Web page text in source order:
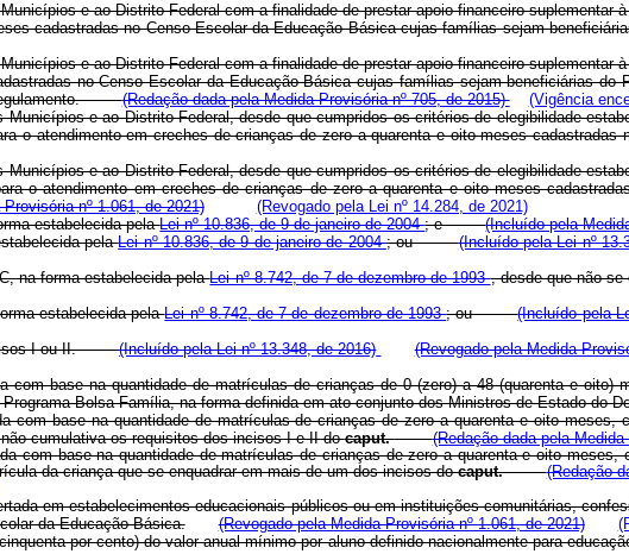
e ao Distrito Federal com a finalidade de prestar apoio financeiro suplementar
cadastradas no Censo Escolar da Educação Básica cujas famílias sejam
e ao Distrito Federal com a finalidade de prestar apoio financeiro suplementar
no Censo Escolar da Educação Básica cujas famílias sejam beneficiárias
regulamento.(Redação dada pela Medida Provisória nº 705, de 2015)
(Vigência
e ao Distrito Federal, desde que cumpridos os critérios de elegibilidade
o atendimento em creches de crianças de zero a quarenta e oito meses
e ao Distrito Federal, desde que cumpridos os critérios de elegibilidade
o atendimento em creches de crianças de zero a quarenta e oito meses
nº 1.061, de 2021)
(Revogado pela Lei nº 14.284, de 2021)
estabelecida pelaLei nº 10.836, de 9 de janeiro de 2004; e(Incluído pela
pelaLei nº 10.836, de 9 de janeiro de 2004; ou(Incluído pela Lei nº
na forma estabelecida pelaLei nº 8.742, de 7 de dezembro de 1993, desde que não
estabelecida pelaLei nº 8.742, de 7 de dezembro de 1993; ou(Incluído pela
incisos I ou II.(Incluído pela Lei nº 13.348, de 2016) (Revogado pela Medida
com base na quantidade de matrículas de crianças de 0 (zero) a 48 (quarenta e oito)
Bolsa Família, na forma definida em ato conjunto dos Ministros de Estado do
com base na quantidade de matrículas de crianças de zero a quarenta e oito meses,
cumulativa os requisitos dos incisos I e II docaput.
(Redação dada pela
com base na quantidade de matrículas de crianças de zero a quarenta e oito
da criança que se enquadrar em mais de um dos incisos docaput.(Redação
em estabelecimentos educacionais públicos ou em instituições comunitárias,
da Educação Básica.
(Revogado pela Medida Provisória nº 1.061, de 2021)
por cento) do valor anual mínimo por aluno definido nacionalmente para